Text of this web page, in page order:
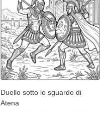
Duello sotto lo sguardo di
Atena